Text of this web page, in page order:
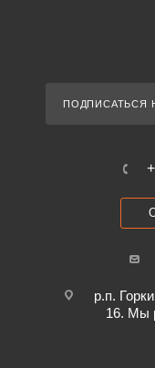
ПОДПИСАТЬСЯ
р.п.
16. Мы